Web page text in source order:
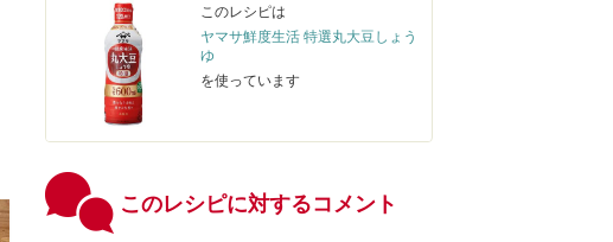
このレシピは
ヤマサ鮮度生活 特選丸大豆しょう
ゆ
を使っています
このレシピに対するコメント